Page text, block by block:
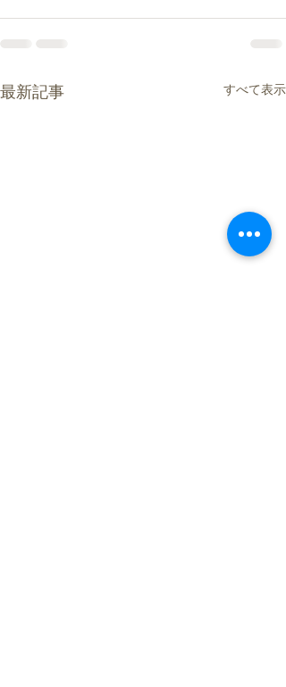
最新記事 すべて表示